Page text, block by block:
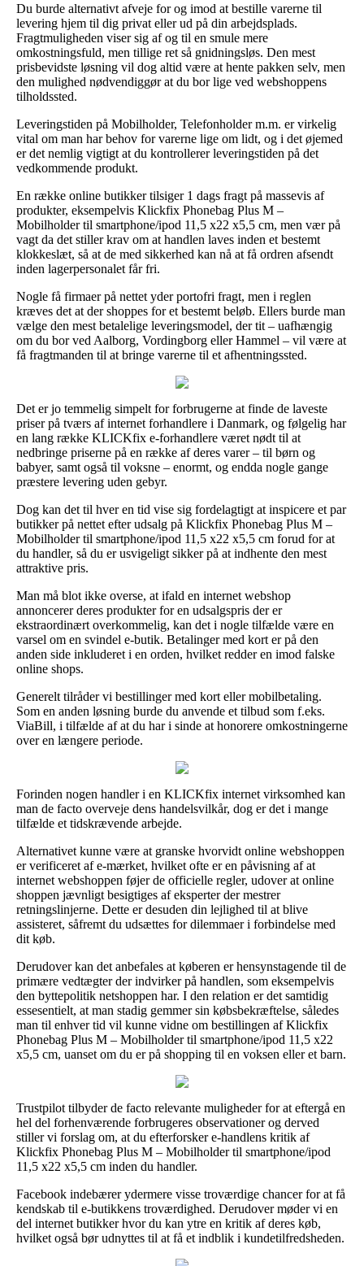
Du burde alternativt afveje for og imod at bestille varerne til
levering hjem til dig privat eller ud på din arbejdsplads.
Fragtmuligheden viser sig af og til en smule mere
omkostningsfuld, men tillige ret så gnidningsløs. Den mest
prisbevidste løsning vil dog altid være at hente pakken selv, men
den mulighed nødvendiggør at du bor lige ved webshoppens
tilholdssted.
Leveringstiden på Mobilholder, Telefonholder m.m. er virkelig
vital om man har behov for varerne lige om lidt, og i det øjemed
er det nemlig vigtigt at du kontrollerer leveringstiden på det
vedkommende produkt.
En række online butikker tilsiger 1 dags fragt på massevis af
produkter, eksempelvis Klickfix Phonebag Plus M –
Mobilholder til smartphone/ipod 11,5 x22 x5,5 cm, men vær på
vagt da det stiller krav om at handlen laves inden et bestemt
klokkeslæt, så at de med sikkerhed kan nå at få ordren afsendt
inden lagerpersonalet får fri.
Nogle få firmaer på nettet yder portofri fragt, men i reglen
kræves det at der shoppes for et bestemt beløb. Ellers burde man
vælge den mest betalelige leveringsmodel, der tit – uafhængig
om du bor ved Aalborg, Vordingborg eller Hammel – vil være at
få fragtmanden til at bringe varerne til et afhentningssted.
Det er jo temmelig simpelt for forbrugerne at finde de laveste
priser på tværs af internet forhandlere i Danmark, og følgelig har
en lang række KLICKfix e-forhandlere været nødt til at
nedbringe priserne på en række af deres varer – til børn og
babyer, samt også til voksne – enormt, og endda nogle gange
præstere levering uden gebyr.
Dog kan det til hver en tid vise sig fordelagtigt at inspicere et par
butikker på nettet efter udsalg på Klickfix Phonebag Plus M –
Mobilholder til smartphone/ipod 11,5 x22 x5,5 cm forud for at
du handler, så du er usvigeligt sikker på at indhente den mest
attraktive pris.
Man må blot ikke overse, at ifald en internet webshop
annoncerer deres produkter for en udsalgspris der er
ekstraordinært overkommelig, kan det i nogle tilfælde være en
varsel om en svindel e-butik. Betalinger med kort er på den
anden side inkluderet i en orden, hvilket redder en imod falske
online shops.
Generelt tilråder vi bestillinger med kort eller mobilbetaling.
Som en anden løsning burde du anvende et tilbud som f.eks.
ViaBill, i tilfælde af at du har i sinde at honorere omkostningerne
over en længere periode.
Forinden nogen handler i en KLICKfix internet virksomhed kan
man de facto overveje dens handelsvilkår, dog er det i mange
tilfælde et tidskrævende arbejde.
Alternativet kunne være at granske hvorvidt online webshoppen
er verificeret af e-mærket, hvilket ofte er en påvisning af at
internet webshoppen føjer de officielle regler, udover at online
shoppen jævnligt besigtiges af eksperter der mestrer
retningslinjerne. Dette er desuden din lejlighed til at blive
assisteret, såfremt du udsættes for dilemmaer i forbindelse med
dit køb.
Derudover kan det anbefales at køberen er hensynstagende til de
primære vedtægter der indvirker på handlen, som eksempelvis
den byttepolitik netshoppen har. I den relation er det samtidig
essesentielt, at man stadig gemmer sin købsbekræftelse, således
man til enhver tid vil kunne vidne om bestillingen af Klickfix
Phonebag Plus M – Mobilholder til smartphone/ipod 11,5 x22
x5,5 cm, uanset om du er på shopping til en voksen eller et barn.
Trustpilot tilbyder de facto relevante muligheder for at eftergå en
hel del forhenværende forbrugeres observationer og derved
stiller vi forslag om, at du efterforsker e-handlens kritik af
Klickfix Phonebag Plus M – Mobilholder til smartphone/ipod
11,5 x22 x5,5 cm inden du handler.
Facebook indebærer ydermere visse troværdige chancer for at få
kendskab til e-butikkens troværdighed. Derudover møder vi en
del internet butikker hvor du kan ytre en kritik af deres køb,
hvilket også bør udnyttes til at få et indblik i kundetilfredsheden.